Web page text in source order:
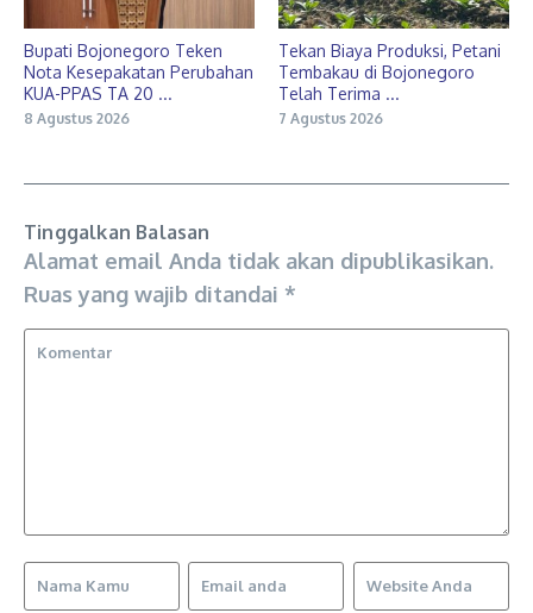
Bupati Bojonegoro Teken
Nota Kesepakatan Perubahan
KUA-PPAS TA 20 ...
8 Agustus 2026
Tekan Biaya Produksi, Petani
Tembakau di Bojonegoro
Telah Terima ...
7 Agustus 2026
Tinggalkan Balasan
Alamat email Anda tidak akan dipublikasikan.
Ruas yang wajib ditandai *